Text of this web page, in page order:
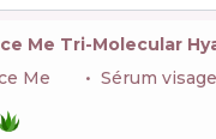
Me Tri-Molecular
Me
Sérum visage